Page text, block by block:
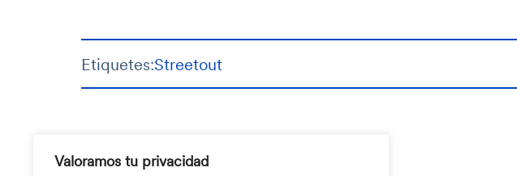
Valoramos tu privacidad
Etiquetes:Streetout